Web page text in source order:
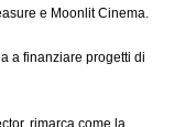
e Moonlit Cinema.
a finanziare progetti di
rimarca come la